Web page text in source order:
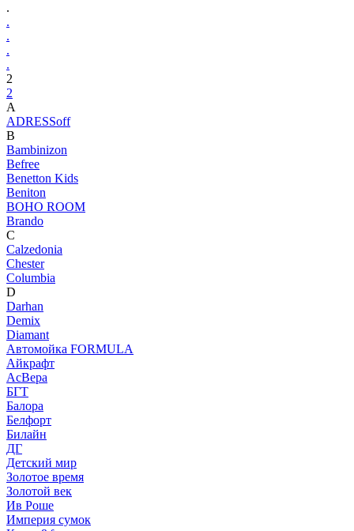
.
.
.
.
.
2
2
A
ADRESSoff
B
Bambinizon
Befree
Benetton Kids
Beniton
BOHO ROOM
Brando
C
Calzedonia
Chester
Columbia
D
Darhan
Demix
Diamant
Автомойка FORMULA
Айкрафт
АсВера
БГТ
Балора
Белфорт
Билайн
ДГ
Детский мир
Золотое время
Золотой век
Ив Роше
Империя сумок